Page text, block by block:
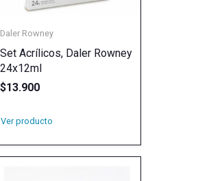
Daler Rowney
Set Acrílicos, Daler Rowney
24x12ml
$13.900
Ver producto